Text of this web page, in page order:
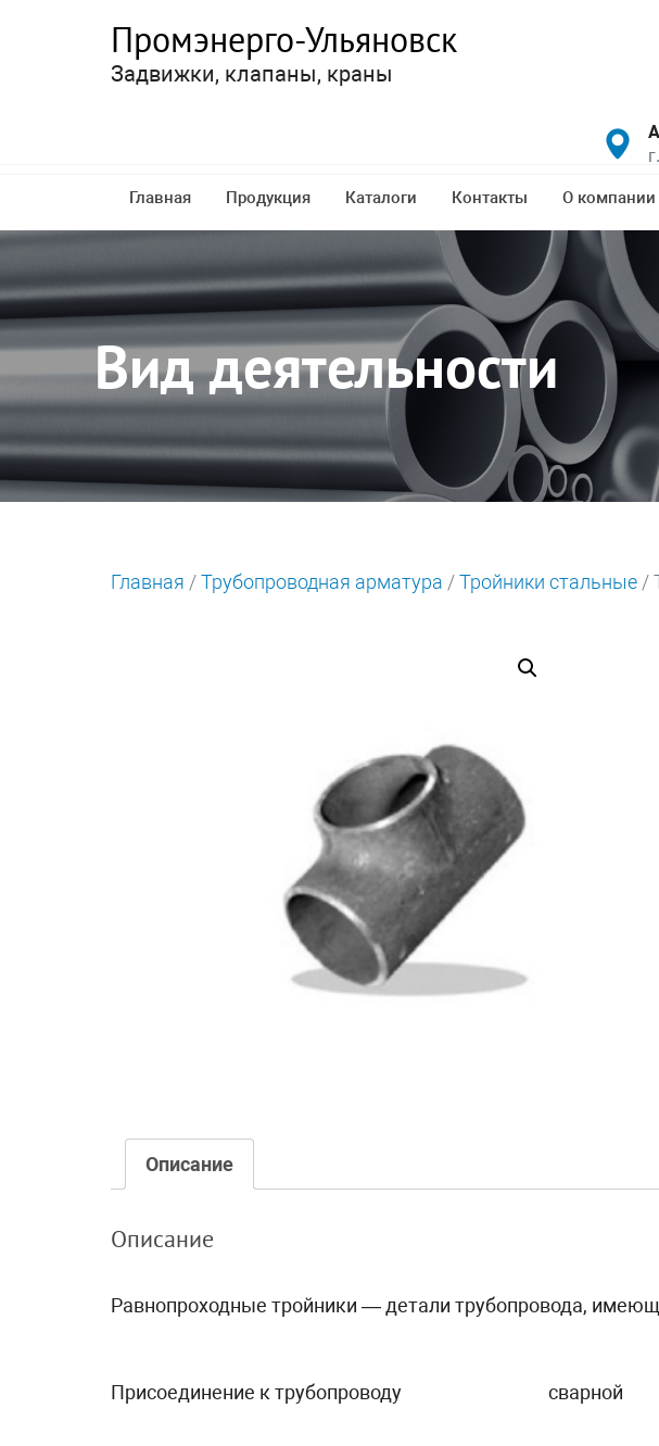
Промэнерго-Ульяновск
Задвижки, клапаны, краны
Главная Продукция Каталоги Контакты О компании
Вид деятельности
Главная /Трубопроводная арматура /Тройники стальные /
Описание
Описание
Равнопроходные тройники — детали трубопровода,
Присоединение к трубопроводу сварной